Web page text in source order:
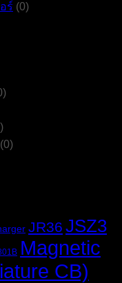
ร์ (0)
(0)
JR36 JSZ3
Magnetic
CB)